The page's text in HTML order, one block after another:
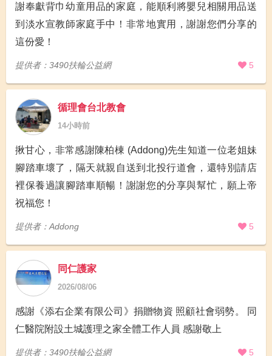
謝奉獻背巾幼童用品的家庭，能順利將嬰兒相關用品送
到淡水宣教師家庭手中！非常地實用，謝謝您們分享的
這份愛！
提供者：3490扶輪公益網 5
循理會台北教會
14小時前
揪甘心，非常感謝陳柏棟 (Addong)先生知道一位老姐妹
腳踏車壞了，隔天就親自送到北投行道會，還特別請店
裡保養過讓腳踏車順暢！謝謝您的分享與幫忙，願上帝
祝福您！
提供者：Addong 5
同仁護家
2026/08/06
感謝《添右企業有限公司》捐贈物資 照顧社會弱勢。 同
仁醫院附設土城護理之家全體工作人員 感謝敬上
提供者：3490扶輪公益網 5